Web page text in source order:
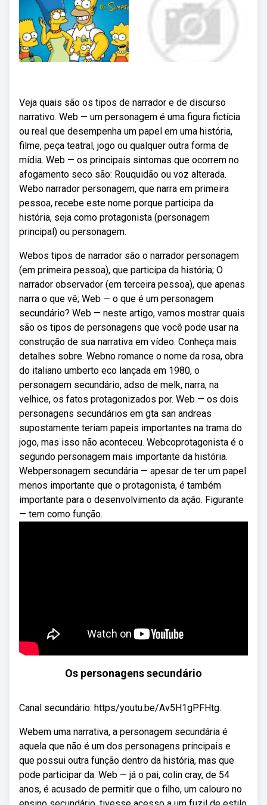
Veja quais são os tipos de narrador e de discurso
narrativo. Web — um personagem é uma figura fictícia
ou real que desempenha um papel em uma história,
filme, peça teatral, jogo ou qualquer outra forma de
mídia. Web — os principais sintomas que ocorrem no
afogamento seco são: Rouquidão ou voz alterada.
Webo narrador personagem, que narra em primeira
pessoa, recebe este nome porque participa da
história, seja como protagonista (personagem
principal) ou personagem.
Webos tipos de narrador são o narrador personagem
(em primeira pessoa), que participa da história; O
narrador observador (em terceira pessoa), que apenas
narra o que vê; Web — o que é um personagem
secundário? Web — neste artigo, vamos mostrar quais
são os tipos de personagens que você pode usar na
construção de sua narrativa em vídeo. Conheça mais
detalhes sobre. Webno romance o nome da rosa, obra
do italiano umberto eco lançada em 1980, o
personagem secundário, adso de melk, narra, na
velhice, os fatos protagonizados por. Web — os dois
personagens secundários em gta san andreas
supostamente teriam papeis importantes na trama do
jogo, mas isso não aconteceu. Webcoprotagonista é o
segundo personagem mais importante da história.
Webpersonagem secundária — apesar de ter um papel
menos importante que o protagonista, é também
importante para o desenvolvimento da ação. Figurante
— tem como função.
Os personagens secundário
Canal secundário: https/youtu.be/Av5H1gPFHtg.
Webem uma narrativa, a personagem secundária é
aquela que não é um dos personagens principais e
que possui outra função dentro da história, mas que
pode participar da. Web — já o pai, colin cray, de 54
anos, é acusado de permitir que o filho, um calouro no